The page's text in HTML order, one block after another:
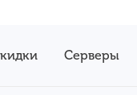
Серверы